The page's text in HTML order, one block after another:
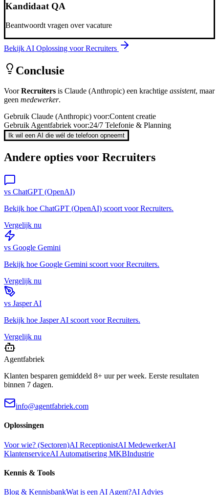
Kandidaat QA
Beantwoordt vragen over vacature
Bekijk AI Oplossing voorRecruiters
Conclusie
VoorRecruiters is Claude (Anthropic) een krachtige assistent, maar
geen medewerker.
Gebruik Claude (Anthropic) voor:Content creatie
Gebruik Agentfabriek voor:24/7 Telefonie & Planning
Ik wil een AI die wél de telefoon opneemt
Andere opties voor Recruiters
vs ChatGPT (OpenAI)
Bekijk hoe ChatGPT (OpenAI) scoort voorRecruiters.
Vergelijk nu
vs Google Gemini
Bekijk hoe Google Gemini scoort voorRecruiters.
Vergelijk nu
vs Jasper AI
Bekijk hoe Jasper AI scoort voorRecruiters.
Vergelijk nu
Agentfabriek
Klanten besparen gemiddeld 8+ uur per week. Eerste resultaten
binnen 7 dagen.
info@agentfabriek.com
Oplossingen
Voor wie? (Sectoren)AI ReceptionistAI MedewerkerAI
KlantenserviceAI Automatisering MKBIndustrie
Kennis & Tools
Blog & KennisbankWat is een AI Agent?AI Advies